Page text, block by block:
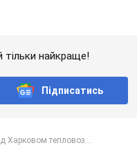
тільки найкраще!
Підписатись
Харковом тепловоз...